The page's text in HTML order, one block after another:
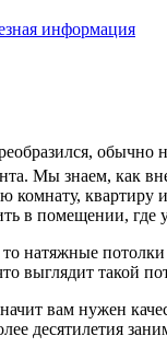
информация
Мы знаем, как
квартиру
в помещении, где
натяжные потолки
выглядит такой
вам нужен
десятилетия